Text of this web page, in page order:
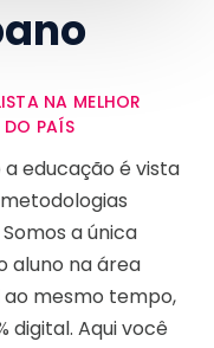
NA MELHOR
PAÍS
educação é vista
a única
aluno na área
mesmo tempo,
digital. Aqui você